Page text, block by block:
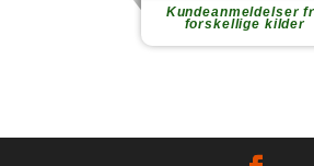
Kundeanmeldelser
forskellige kilder